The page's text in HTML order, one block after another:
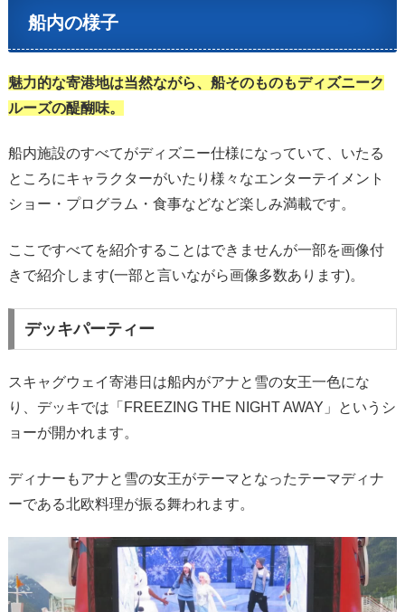
船内の様子
魅力的な寄港地は当然ながら、船そのものもディズニーク
ルーズの醍醐味。
船内施設のすべてがディズニー仕様になっていて、いたる
ところにキャラクターがいたり様々なエンターテイメント
ショー・プログラム・食事などなど楽しみ満載です。
ここですべてを紹介することはできませんが一部を画像付
きで紹介します(一部と言いながら画像多数あります)。
デッキパーティー
スキャグウェイ寄港日は船内がアナと雪の女王一色にな
り、デッキでは「FREEZING THE NIGHT AWAY」というシ
ョーが開かれます。
ディナーもアナと雪の女王がテーマとなったテーマディナ
ーである北欧料理が振る舞われます。